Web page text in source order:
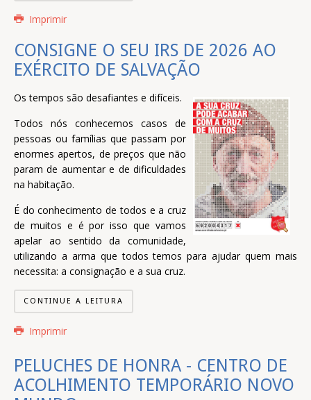
Imprimir
CONSIGNE O SEU IRS DE 2026 AO
EXÉRCITO DE SALVAÇÃO
Os tempos são desafiantes e difíceis.
Todos nós conhecemos casos de
pessoas ou famílias que passam por
enormes apertos, de preços que não
param de aumentar e de dificuldades
na habitação.
É do conhecimento de todos e a cruz
de muitos e é por isso que vamos
apelar ao sentido da comunidade,
utilizando a arma que todos temos para ajudar quem mais
necessita: a consignação e a sua cruz.
CONTINUE A LEITURA
Imprimir
PELUCHES DE HONRA - CENTRO DE
ACOLHIMENTO TEMPORÁRIO NOVO